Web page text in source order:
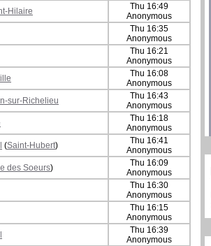
Hilaire
Thu 16:49
Anonymous
Thu 16:35
Anonymous
Thu 16:21
Anonymous
Thu 16:08
Anonymous
sur-Richelieu
Thu 16:43
Anonymous
Thu 16:18
Anonymous
(Saint-Hubert)
Thu 16:41
Anonymous
des Soeurs)
Thu 16:09
Anonymous
Thu 16:30
Anonymous
Thu 16:15
Anonymous
Thu 16:39
Anonymous